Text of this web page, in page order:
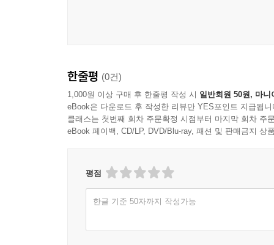
가로등 아래 캠퍼스 152 바람 바다 156
소리 없는 강자 157 5분의 기적 158
받지도 말고 주지도 말아라 159 가을 덮은 구름 160
바위에 생긴 구멍 161 검정 돋보기 162 대관령 배
눈을 감아야 들리고 보이는 것들 172
성공 필수 기본 개념 174 침묵이 주는 힘 176
눈 두꺼비집 177 내 머릿속에 심장 178
한줄평 (0건)
1,000원 이상 구매 후 한줄평 작성 시 일반회원 50원, 마니
eBook은 다운로드 후 작성한 리뷰만 YES포인트 지급됩니
클래스는 첫번째 회차 주문확정 시점부터 마지막 회차 주
eBook 페이백, CD/LP, DVD/Blu-ray, 패션 및 판매금지 상
평점
한글 기준 50자까지 작성가능